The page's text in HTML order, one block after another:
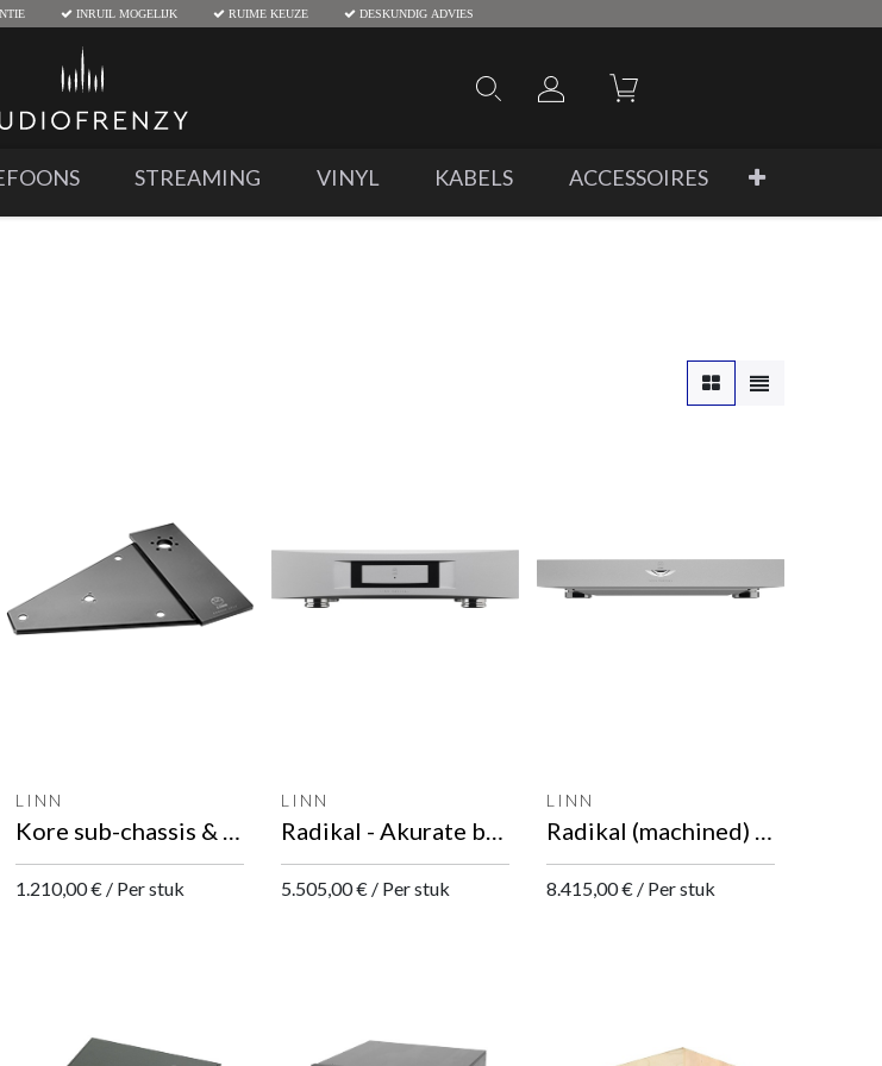
INRUIL MOGELIJK RUIME KEUZE DESKUNDIG ADVIES
STREAMING VINYL KABELS ACCESSOIRES
LINN
Kore sub-chassis & armboard
1.210,00€ / Per stuk
LINN
Radikal - Akurate behuizing DC motor en voeding
5.505,00€ / Per stuk
LINN
Radikal (machined) DC-motor en voeding
8.415,00€ / Per stuk